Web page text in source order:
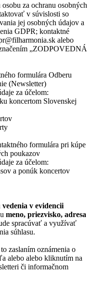
za ochranu osobných
v súvislosti so
jej osobných údajov a
GDPR; kontaktné
alebo
„ZODPOVEDNÁ
formulára Odberu
(Newsletter)
za účelom:
koncertom Slovenskej
formulára pri kúpe
poukazov
za účelom:
a ponúk koncertov
v evidencii
meno, priezvisko, adresa
spracúvať a využívať
súhlasu.
zaslaním oznámenia o
alebo alebo kliknutím na
či informačnom